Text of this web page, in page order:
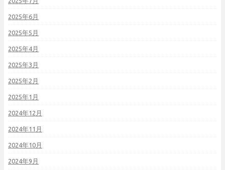
2025年6月
2025年5月
2025年4月
2025年3月
2025年2月
2025年1月
2024年12月
2024年11月
2024年10月
2024年9月